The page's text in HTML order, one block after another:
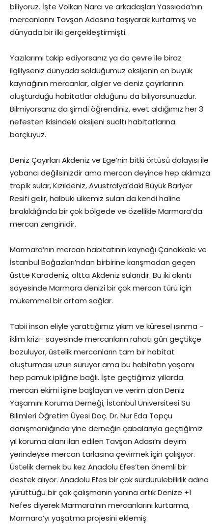
biliyoruz. İşte Volkan Narcı ve arkadaşları Yassıada’nın
mercanlarını Tavşan Adasına taşıyarak kurtarmış ve
dünyada bir ilki gerçekleştirmişti.
Yazılarımı takip ediyorsanız ya da çevre ile biraz
ilgiliyseniz dünyada solduğumuz oksijenin en büyük
kaynağının mercanlar, algler ve deniz çayırlarının
oluşturduğu habitatlar olduğunu da biliyorsunuzdur.
Bilmiyorsanız da şimdi öğrendiniz, evet aldığımız her 3
nefesten ikisindeki oksijeni sualtı habitatlarına
borçluyuz.
Deniz Çayırları Akdeniz ve Ege’nin bitki örtüsü dolayısı ile
yabancı değilsinizdir ama mercan deyince hep aklımıza
tropik sular, Kızıldeniz, Avustralya’daki Büyük Bariyer
Resifi gelir, halbuki ülkemiz suları da kendi haline
bırakıldığında bir çok bölgede ve özellikle Marmara’da
mercan zenginidir.
Marmara’nın mercan habitatının kaynağı Çanakkale ve
İstanbul Boğazları’ndan birbirine karışmadan geçen
üstte Karadeniz, altta Akdeniz sularıdır. Bu iki akıntı
sayesinde Marmara denizi bir çok mercan türü için
mükemmel bir ortam sağlar.
Tabii insan eliyle yarattığımız yıkım ve küresel ısınma -
iklim krizi- sayesinde mercanların rahatı gün geçtikçe
bozuluyor, üstelik mercanların tam bir habitat
oluşturması uzun sürüyor ama bu habitatın yaşamı
hep pamuk ipliğine bağlı. İşte geçtiğimiz yıllarda
mercan ekimi işine başlayan ve verim alan Deniz
Yaşamını Koruma Derneği, İstanbul Üniversitesi Su
Bilimleri Öğretim Üyesi Doç. Dr. Nur Eda Topçu
danışmanlığında yine derneğin çabalarıyla geçtiğimiz
yıl koruma alanı ilan edilen Tavşan Adası’nı deyim
yerindeyse mercan tarlasına çevirmek için çalışıyor.
Üstelik dernek bu kez Anadolu Efes’ten önemli bir
destek alıyor. Anadolu Efes bir çok sürdürülebilirlik adına
yürüttüğü bir çok çalışmanın yanına artık Denize +1
Nefes diyerek Marmara’nın mercanlarını kurtarma,
Marmara’yı yaşatma projesini eklemiş.